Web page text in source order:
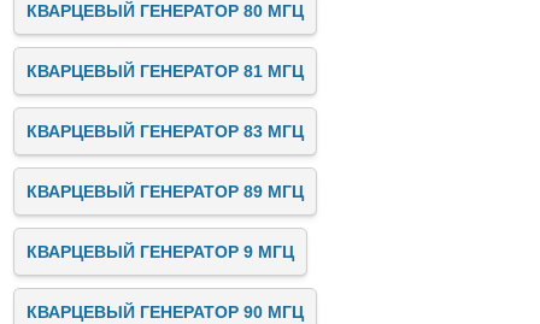
КВАРЦЕВЫЙ ГЕНЕРАТОР 80 МГЦ
КВАРЦЕВЫЙ ГЕНЕРАТОР 81 МГЦ
КВАРЦЕВЫЙ ГЕНЕРАТОР 83 МГЦ
КВАРЦЕВЫЙ ГЕНЕРАТОР 89 МГЦ
КВАРЦЕВЫЙ ГЕНЕРАТОР 9 МГЦ
КВАРЦЕВЫЙ ГЕНЕРАТОР 90 МГЦ